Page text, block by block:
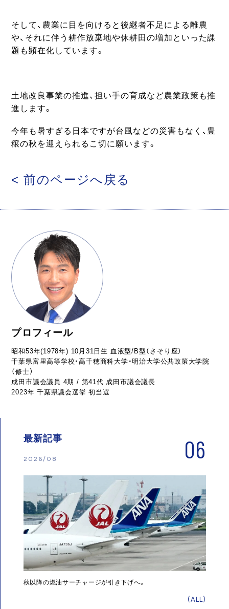
そして、農業に目を向けると後継者不足による離農
や、それに伴う耕作放棄地や休耕田の増加といった課
題も顕在化しています。
土地改良事業の推進、担い手の育成など農業政策も推
進します。
今年も暑すぎる日本ですが台風などの災害もなく、豊
穣の秋を迎えられるこ切に願います。
< 前のページへ戻る
プロフィール
昭和53年(1978年) 10月31日生 血液型/B型（さそり座）
千葉県富里高等学校・高千穂商科大学・明治大学公共政策大学院
（修士）
成田市議会議員 4期 / 第41代 成田市議会議長
2023年 千葉県議会選挙 初当選
最新記事
2026/08 06
秋以降の燃油サーチャージが引き下げへ。
(ALL)